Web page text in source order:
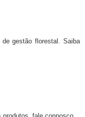
gestão florestal. Saiba